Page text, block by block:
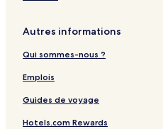
Autres informations
Qui sommes-nous ?
Emplois
Guides de voyage
Hotels.com Rewards